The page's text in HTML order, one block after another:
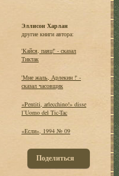
Эллисон Харлан
другие книги автора:
'Кайся, паяц!' - сказал
Тиктак
'Мне жаль, Арлекин !' -
сказал часовщик
«Pentiti, arlecchino!» disse
l’Uomo del Tic-Tac
«Если», 1994 № 09
Поделиться